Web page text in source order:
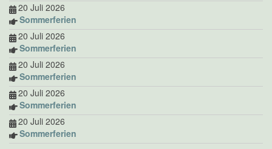
20 Juli 2026
Sommerferien
20 Juli 2026
Sommerferien
20 Juli 2026
Sommerferien
20 Juli 2026
Sommerferien
20 Juli 2026
Sommerferien